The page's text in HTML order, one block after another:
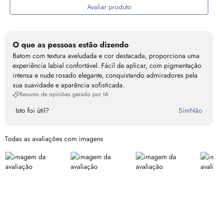
Avaliar produto
O que as pessoas estão dizendo
Batom com textura aveludada e cor destacada, proporciona uma
experiência labial confortável. Fácil de aplicar, com pigmentação
intensa e nude rosado elegante, conquistando admiradores pela
sua suavidade e aparência sofisticada.
Resumo de opiniões gerado por IA
Isto foi útil? SimNão
Todas as avaliações com imagens